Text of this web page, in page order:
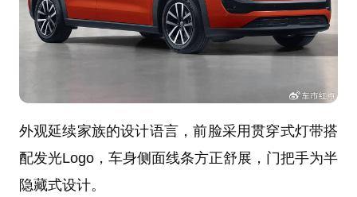
外观延续家族的设计语言，前脸采用贯穿式灯带搭
配发光Logo，车身侧面线条方正舒展，门把手为半
隐藏式设计。